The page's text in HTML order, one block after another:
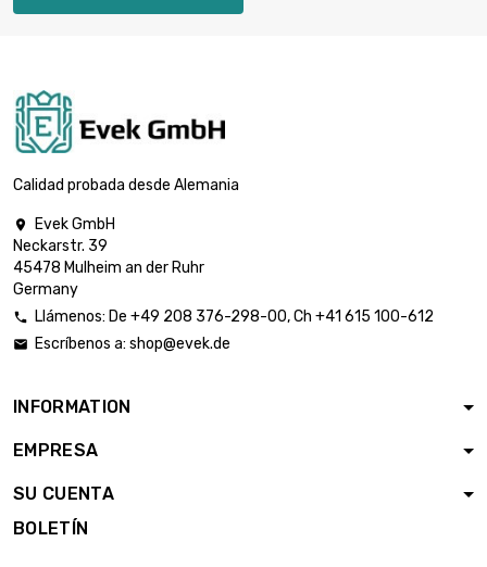
largo : 0.05 Meter
57.4mm
largo : 0.05 Meter
diámetro :
largo : 0.02 Meter
largo : 0.02 Meter
76.71mm
Calidad probada desde Alemania

Evek GmbH
Neckarstr. 39
45478 Mulheim an der Ruhr
Germany
 Llámenos: De +49 208 376-298-00, Ch +41 615 100-612
 Escríbenos a: shop@evek.de
INFORMATION
EMPRESA
SU CUENTA
BOLETÍN